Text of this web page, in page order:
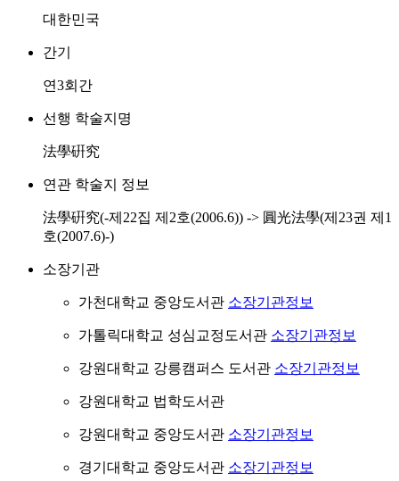
대한민국
간기
연3회간
선행 학술지명
法學硏究
연관 학술지 정보
法學硏究(-제22집 제2호(2006.6)) -> 圓光法學(제23권 제1
호(2007.6)-)
소장기관
가천대학교 중앙도서관 소장기관정보
가톨릭대학교 성심교정도서관 소장기관정보
강원대학교 강릉캠퍼스 도서관 소장기관정보
강원대학교 법학도서관
강원대학교 중앙도서관 소장기관정보
경기대학교 중앙도서관 소장기관정보